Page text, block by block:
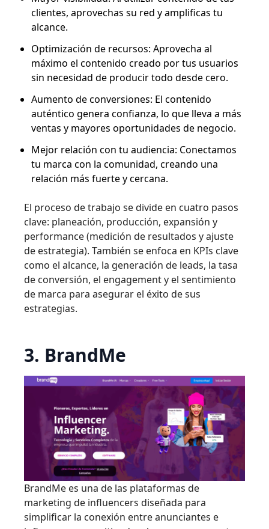
clientes, aprovechas su red y amplificas tu
alcance.
Optimización de recursos: Aprovecha al
máximo el contenido creado por tus usuarios
sin necesidad de producir todo desde cero.
Aumento de conversiones: El contenido
auténtico genera confianza, lo que lleva a más
ventas y mayores oportunidades de negocio.
Mejor relación con tu audiencia: Conectamos
tu marca con la comunidad, creando una
relación más fuerte y cercana.
El proceso de trabajo se divide en cuatro pasos
clave: planeación, producción, expansión y
performance (medición de resultados y ajuste
de estrategia). También se enfoca en KPIs clave
como el alcance, la generación de leads, la tasa
de conversión, el engagement y el sentimiento
de marca para asegurar el éxito de sus
estrategias.
3. BrandMe
BrandMe es una de las plataformas de
marketing de influencers diseñada para
simplificar la conexión entre anunciantes e